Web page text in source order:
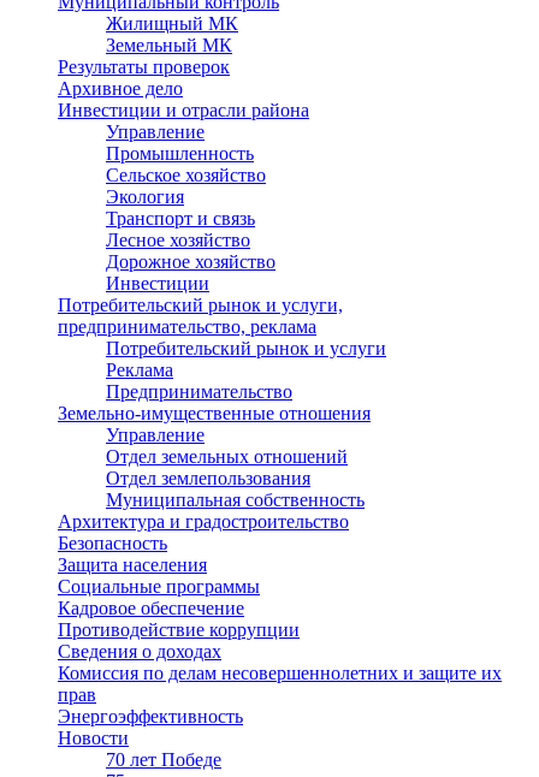
Жилищный МК
Земельный МК
Результаты проверок
Архивное дело
Инвестиции и отрасли района
Управление
Промышленность
Сельское хозяйство
Экология
Транспорт и связь
Лесное хозяйство
Дорожное хозяйство
Инвестиции
Потребительский рынок и услуги,
предпринимательство, реклама
Потребительский рынок и услуги
Реклама
Предпринимательство
Земельно-имущественные отношения
Управление
Отдел земельных отношений
Отдел землепользования
Муниципальная собственность
Архитектура и градостроительство
Безопасность
Защита населения
Социальные программы
Кадровое обеспечение
Противодействие коррупции
Сведения о доходах
Комиссия по делам несовершеннолетних и защите их
прав
Энергоэффективность
Новости
70 лет Победе